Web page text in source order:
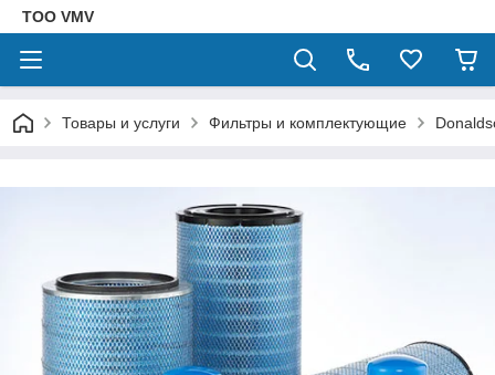
ТОО VMV
Товары и услуги Фильтры и комплектующие